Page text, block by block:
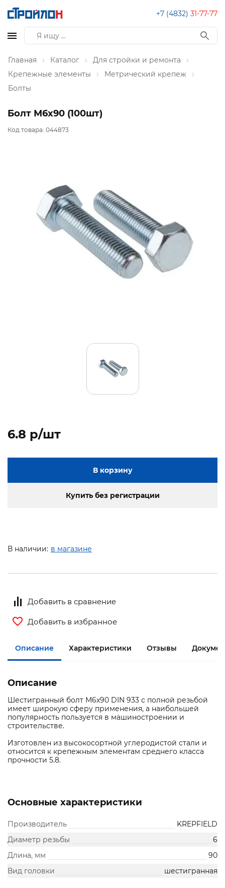
+7 (4832) 31-77-77
Главная Каталог
Для стройки и ремонта
Крепежные элементы
Метрический крепеж
Болты
Болт М6х90 (100шт)
Код товара: 044873
6.8 p/шт
В корзину
Купить без регистрации
В наличии: в магазине
Добавить в сравнение
Добавить в избранное
Описание Характеристики Отзывы
Описание
Шестигранный болт М6х90 DIN 933 с полной резьбой
имеет широкую сферу применения, а наибольшей
популярность пользуется в машиностроении и
строительстве.
Изготовлен из высокосортной углеродистой стали и
относится к крепежным элементам среднего класса
прочности 5.8.
Основные характеристики
Производитель
KREPFIELD
Диаметр резьбы
6
Длина, мм
90
Вид головки
шестигранная